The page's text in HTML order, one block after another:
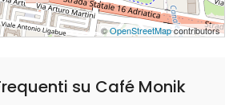
©OpenStreetMapcontributors
su Café Monik